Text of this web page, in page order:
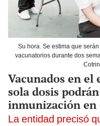
Su hora. Se estima que
vacunatorios durante dos
Vacunados en
sola dosis
inmunización en
La entidad precisó